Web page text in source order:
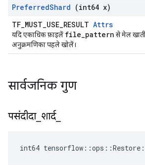
PreferredShard (int64 x)
TF_MUST_USE_RESULT Attrs
यदि एकाधिक फ़ाइलें file_pattern से मेल
अनुक्रमणिका पहले खोलें।
सार्वजनिक गुण
पसंदीदा_ शार्द_
int64